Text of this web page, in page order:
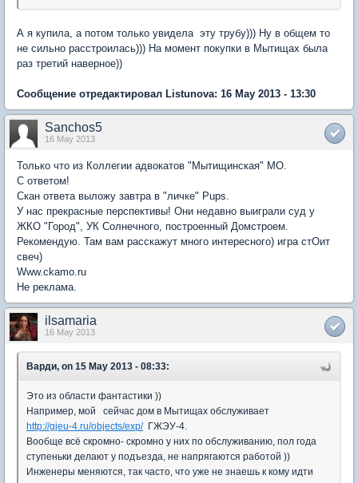
А я купила, а потом только увидела эту трубу))) Ну в общем то
не сильно расстроилась))) На момент покупки в Мытищах была
раз третий наверное))
Сообщение отредактировал Listunova: 16 May 2013 - 13:30
Sanchos5
16 May 2013
Только что из Коллегии адвокатов "Мытищинская" МО.
С ответом!
Скан ответа выложу завтра в "личке" Pups.
У нас прекрасные перспективы! Они недавно выиграли суд у
ЖКО "Город", УК Солнечного, построенный Домстроем.
Рекомендую. Там вам расскажут много интересного) игра стОит
свеч)
Www.ckamo.ru
Не реклама.
ilsamaria
16 May 2013
Варди, on 15 May 2013 - 08:33:
Это из области фантастики ))
Например, мой сейчас дом в Мытищах обслуживает
http://gjeu-4.ru/objects/exp/ГЖЭУ-4.
Вообще всё скромно- скромно у них по обслуживанию, пол года
ступеньки делают у подъезда, не напрягаются работой ))
Инженеры меняются, так часто, что уже не знаешь к кому идти